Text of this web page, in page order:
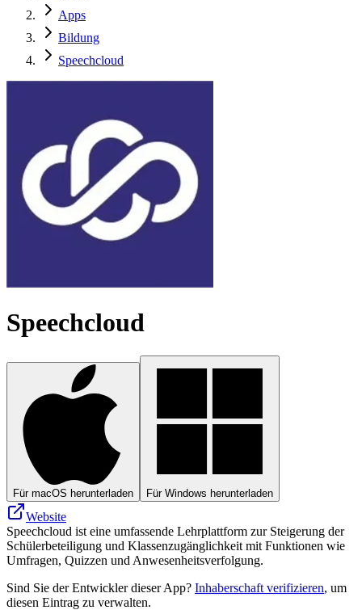
Apps
Bildung
Speechcloud
Speechcloud
Für macOS herunterladen Für Windows herunterladen
Website
Speechcloud ist eine umfassende Lehrplattform zur Steigerung der
Schülerbeteiligung und Klassenzugänglichkeit mit Funktionen wie
Umfragen, Quizzen und Anwesenheitsverfolgung.
Sind Sie der Entwickler dieser App? Inhaberschaft verifizieren, um
diesen Eintrag zu verwalten.